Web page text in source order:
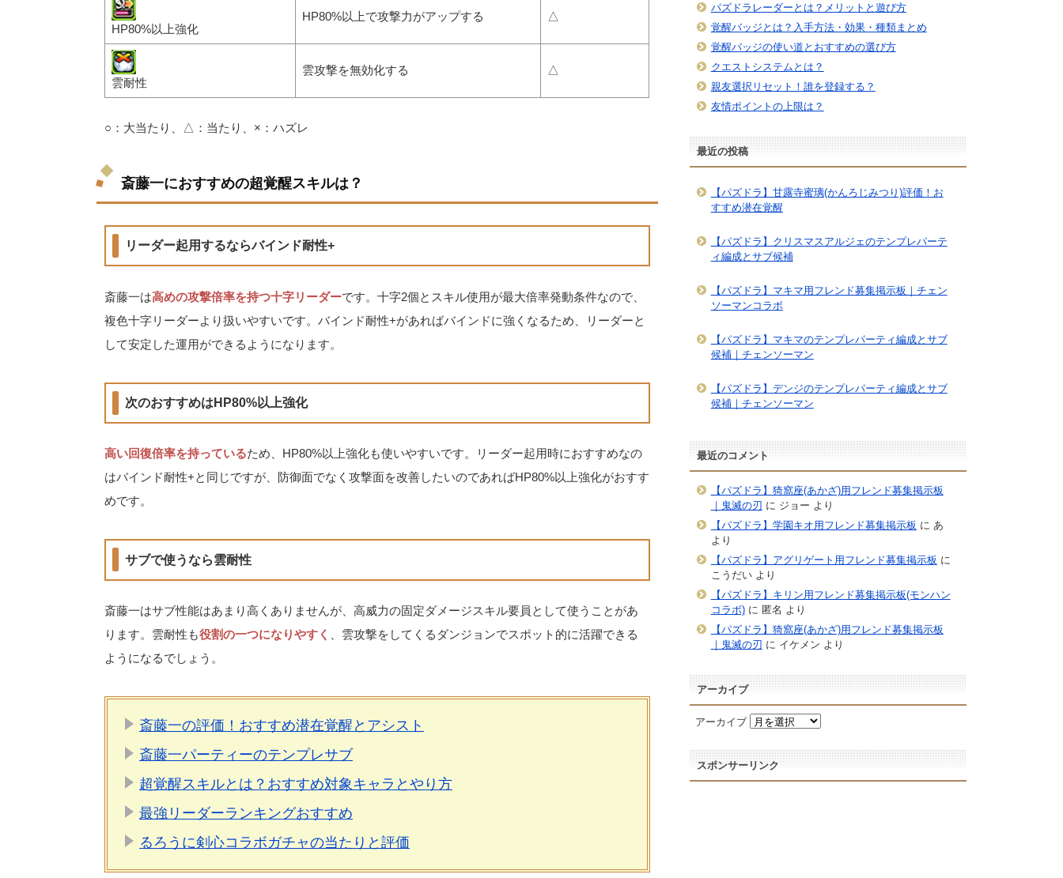
HP80%以上強化
HP80%以上で攻撃力がアップする △
雲耐性
雲攻撃を無効化する △
○：大当たり、△：当たり、×：ハズレ
斎藤一におすすめの超覚醒スキルは？
リーダー起用するならバインド耐性+
斎藤一は高めの攻撃倍率を持つ十字リーダーです。十字2個とスキル使用が最大倍率発動条件なので、
複色十字リーダーより扱いやすいです。バインド耐性+があればバインドに強くなるため、リーダーと
して安定した運用ができるようになります。
次のおすすめはHP80%以上強化
高い回復倍率を持っているため、HP80%以上強化も使いやすいです。リーダー起用時におすすめなの
はバインド耐性+と同じですが、防御面でなく攻撃面を改善したいのであればHP80%以上強化がおすす
めです。
サブで使うなら雲耐性
斎藤一はサブ性能はあまり高くありませんが、高威力の固定ダメージスキル要員として使うことがあ
ります。雲耐性も役割の一つになりやすく
、雲攻撃をしてくるダンジョンでスポット的に活躍できる
ようになるでしょう。
斎藤一の評価！おすすめ潜在覚醒とアシスト
斎藤一パーティーのテンプレサブ
超覚醒スキルとは？おすすめ対象キャラとやり方
最強リーダーランキングおすすめ
るろうに剣心コラボガチャの当たりと評価
パズドラレーダーとは？メリットと遊び方
覚醒バッジとは？入手方法・効果・種類まとめ
覚醒バッジの使い道とおすすめの選び方
クエストシステムとは？
親友選択リセット！誰を登録する？
友情ポイントの上限は？
最近の投稿
【パズドラ】甘露寺蜜璃(かんろじみつり)評価！お
すすめ潜在覚醒
【パズドラ】クリスマスアルジェのテンプレパーテ
ィ編成とサブ候補
【パズドラ】マキマ用フレンド募集掲示板｜チェン
ソーマンコラボ
【パズドラ】マキマのテンプレパーティ編成とサブ
候補｜チェンソーマン
【パズドラ】デンジのテンプレパーティ編成とサブ
候補｜チェンソーマン
最近のコメント
【パズドラ】猗窩座(あかざ)用フレンド募集掲示板
｜鬼滅の刃 に ジョー より
【パズドラ】学園キオ用フレンド募集掲示板 に あ
より
【パズドラ】アグリゲート用フレンド募集掲示板 に
こうだいより
【パズドラ】キリン用フレンド募集掲示板(モンハン
コラボ)に 匿名 より
【パズドラ】猗窩座(あかざ)用フレンド募集掲示板
｜鬼滅の刃 に イケメン より
アーカイブ
アーカイブ
スポンサーリンク